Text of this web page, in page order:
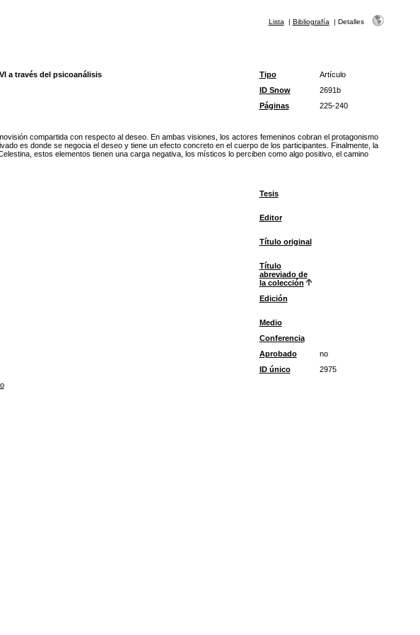
Lista | Bibliografía | Detalles
a través del psicoanálisis Tipo
Artículo
ID Snow
2691b
Páginas
225-240
compartida con respecto al deseo. En ambas visiones, los actores femeninos cobran el protagonismo
es donde se negocia el deseo y tiene un efecto concreto en el cuerpo de los participantes. Finalmente, la
estos elementos tienen una carga negativa, los místicos lo perciben como algo positivo, el camino
Tesis
Editor
Título original
Título
abreviado de
la colección
Edición
Medio
Conferencia
Aprobado
no
ID único
2975